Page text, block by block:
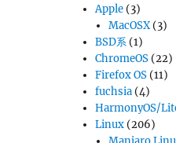
Apple (3)
MacOSX(3)
BSD系 (1)
ChromeOS (22)
Firefox OS (11)
fuchsia (4)
HarmonyOS/
Linux (206)